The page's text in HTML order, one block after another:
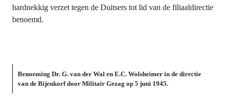
hardnekkig verzet tegen de Duitsers tot lid van de filiaaldirectie
benoemd.
Benoeming Dr. G. van der Wal en E.C. Wolsheimer in de directie
van de Bijenkorf door Militair Gezag op 5 juni 1945.